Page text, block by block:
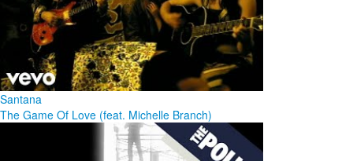
Santana
The Game Of Love (feat. Michelle Branch)